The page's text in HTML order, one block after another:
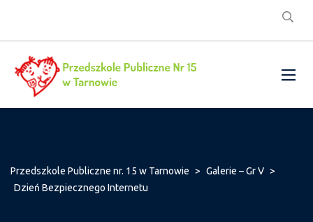
Przedszkole Publiczne nr. 15 w Tarnowie > Galerie – Gr V >
Dzień Bezpiecznego Internetu